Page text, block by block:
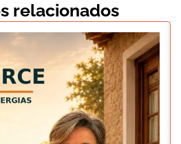
relacionados